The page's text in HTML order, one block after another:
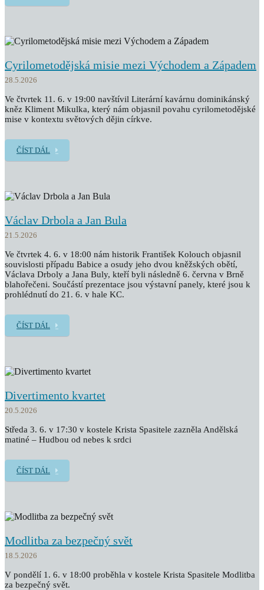
Cyrilometodějská misie mezi Východem a Západem
28.5.2026
Ve čtvrtek 11. 6. v 19:00 navštívil Literární kavárnu dominikánský
kněz Kliment Mikulka, který nám objasnil povahu cyrilometodějské
mise v kontextu světových dějin církve.
ČÍST DÁL
Václav Drbola a Jan Bula
21.5.2026
Ve čtvrtek 4. 6. v 18:00 nám historik František Kolouch objasnil
souvislosti případu Babice a osudy jeho dvou kněžských obětí,
Václava Drboly a Jana Buly, kteří byli následně 6. června v Brně
blahořečeni. Součástí prezentace jsou výstavní panely, které jsou k
prohlédnutí do 21. 6. v hale KC.
ČÍST DÁL
Divertimento kvartet
20.5.2026
Středa 3. 6. v 17:30 v kostele Krista Spasitele zazněla Andělská
matiné – Hudbou od nebes k srdci
ČÍST DÁL
Modlitba za bezpečný svět
18.5.2026
V pondělí 1. 6. v 18:00 proběhla v kostele Krista Spasitele Modlitba
za bezpečný svět.